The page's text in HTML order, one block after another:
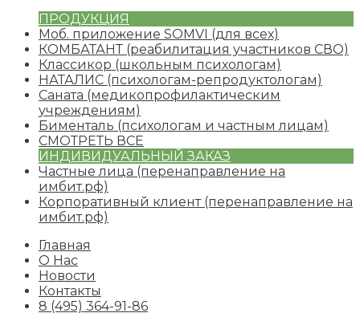
ПРОДУКЦИЯ
Моб. приложение SOMVI (для всех)
КОМБАТАНТ (реабилитация участников СВО)
Классикор (школьным психологам)
НАТАЛИС (психологам-репродуктологам)
Саната (медикопрофилактическим
учреждениям)
Бименталь (психологам и частным лицам)
СМОТРЕТЬ ВСЕ
ИНДИВИДУАЛЬНЫЙ ЗАКАЗ
Частные лица (перенаправление на
имбит.рф)
Корпоративный клиент (перенаправление на
имбит.рф)
Главная
О Нас
Новости
Контакты
8 (495) 364-91-86